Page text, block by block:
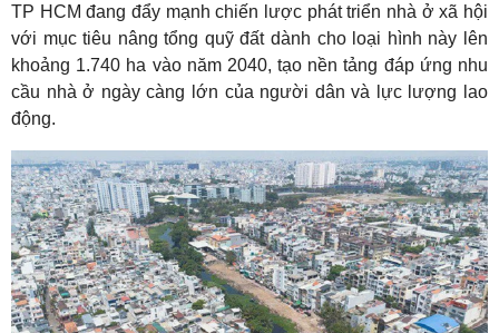
TP HCM đang đẩy mạnh chiến lược phát triển nhà ở xã hội
với mục tiêu nâng tổng quỹ đất dành cho loại hình này lên
khoảng 1.740 ha vào năm 2040, tạo nền tảng đáp ứng nhu
cầu nhà ở ngày càng lớn của người dân và lực lượng lao
động.